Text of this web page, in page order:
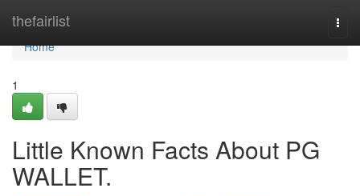
thefairlist
Home
Home
1
Little Known Facts About PG
WALLET.